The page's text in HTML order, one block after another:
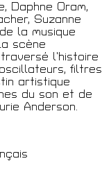
Daphne Oram,
Suzanne
la musique
scène
l’histoire
filtres
artistique
du son et de
Anderson.